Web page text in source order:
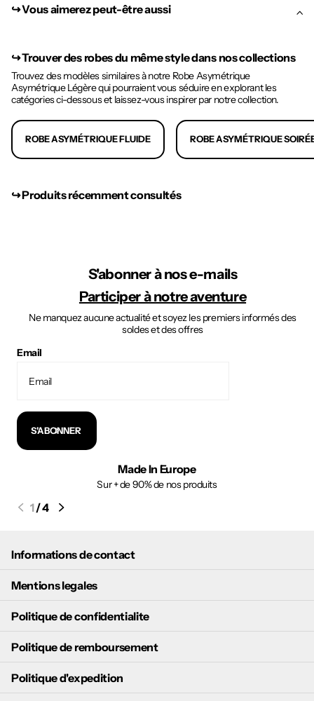
↪︎ Vous aimerez peut-être aussi
↪︎Trouver des robes du même style dans nos collections
Trouvez des modèles similaires à notre Robe Asymétrique
Asymétrique Légère qui pourraient vous séduire en explorant les
catégories ci-dessous et laissez-vous inspirer par notre collection.
ROBE ASYMÉTRIQUE FLUIDE ROBE ASYMÉTRIQUE
↪︎ Produits récemment consultés
S'abonner à nos e-mails
Participer à notre aventure
Ne manquez aucune actualité et soyez les premiers informés des
soldes et des offres
Email
S'ABONNER
Made In Europe
Sur + de 90% de nos produits
1/4
Informations de contact
Mentions legales
Politique de confidentialite
Politique de remboursement
Politique d'expedition